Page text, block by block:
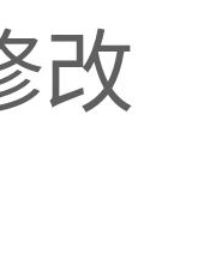
改